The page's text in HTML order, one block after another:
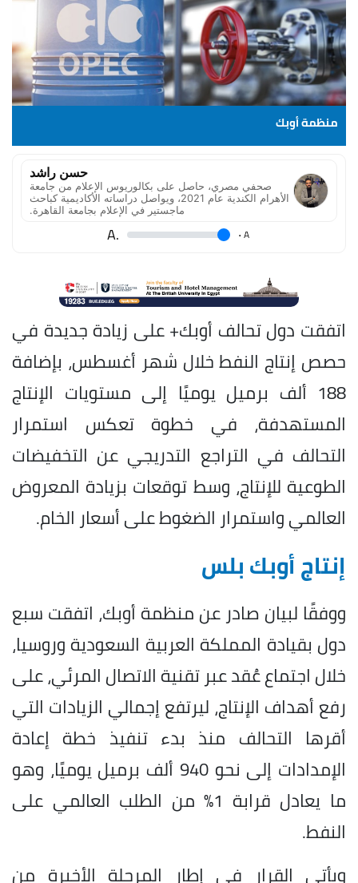
منظمة أوبك
حسن راشد
صحفي مصري، حاصل على بكالوريوس الإعلام من جامعة
الأهرام الكندية عام 2021، ويواصل دراساته الأكاديمية كباحث
ماجستير في الإعلام بجامعة القاهرة.
A
.
.A
اتفقت دول تحالف أوبك+ على زيادة جديدة في
حصص إنتاج النفط خلال شهر أغسطس، بإضافة
188 ألف برميل يوميًا إلى مستويات الإنتاج
المستهدفة، في خطوة تعكس استمرار
التحالف في التراجع التدريجي عن التخفيضات
الطوعية للإنتاج، وسط توقعات بزيادة المعروض
العالمي واستمرار الضغوط على أسعار الخام.
إنتاج أوبك بلس
ووفقًا لبيان صادر عن منظمة أوبك، اتفقت سبع
دول بقيادة المملكة العربية السعودية وروسيا،
خلال اجتماع عُقد عبر تقنية الاتصال المرئي، على
رفع أهداف الإنتاج، ليرتفع إجمالي الزيادات التي
أقرها التحالف منذ بدء تنفيذ خطة إعادة
الإمدادات إلى نحو 940 ألف برميل يوميًا، وهو
ما يعادل قرابة 1% من الطلب العالمي على
النفط.
ويأتي القرار في إطار المرحلة الأخيرة من